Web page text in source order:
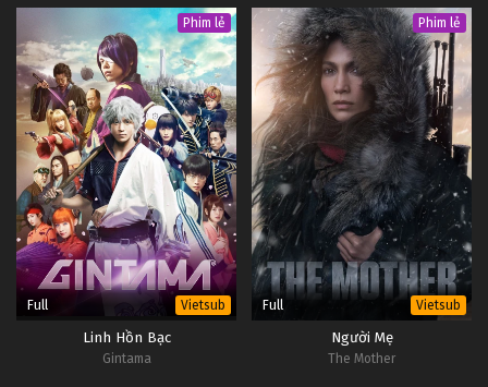
Phim lẻ
Full Vietsub
Linh Hồn Bạc
Gintama
Phim lẻ
Full Vietsub
Người Mẹ
The Mother